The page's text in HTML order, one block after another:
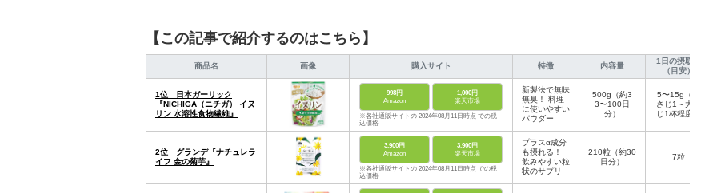
【この記事で紹介するのはこちら】
商品名 画像 購入サイト 特徴 内容量
1日の摂取量
（目安）
1位 日本ガーリック
『NICHIGA（ニチガ） イヌ
リン 水溶性食物繊維』
998円
Amazon
1,000円
楽天市場
※各社通販サイトの 2024年08月11日時点 での税
込価格
新製法で無味
無臭！ 料理
に使いやすい
パウダー
500g（約3
3〜100日
分）
5〜15g（小
さじ1～大さ
じ1杯程度）
2位 グランデ『ナチュレラ
イフ 金の菊芋』
3,900円
Amazon
3,900円
楽天市場
※各社通販サイトの 2024年08月11日時点 での税
込価格
プラスα成分
も摂れる！
飲みやすい粒
状のサプリ
210粒（約30
日分）
7粒